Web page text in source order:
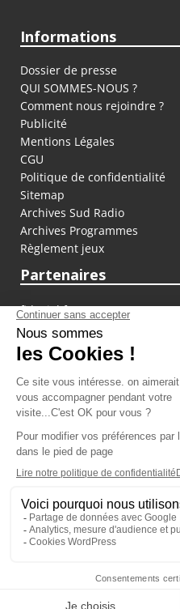
Informations
Dossier de presse
QUI SOMMES-NOUS ?
Comment nous rejoindre ?
Publicité
Mentions Légales
CGU
Politique de confidentialité
Sitemap
Archives Sud Radio
Archives Programmes
Règlement jeux
Partenaires
fiducial.fr
lyoncapitale.fr
olympique-et-lyonnais.com
L'application Iphone /
Les cookies
Gestion des cookies
Crédit photos : ©Sud
Judith Beller